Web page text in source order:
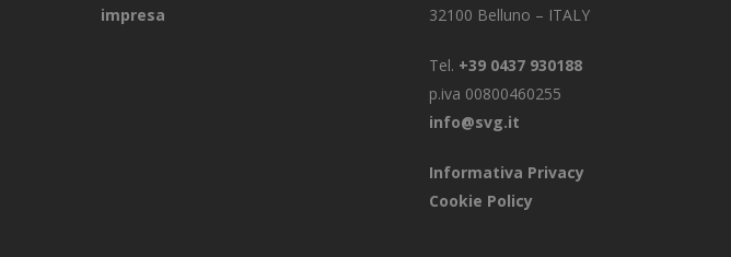
impresa
32100 Belluno – ITALY
Tel. +39 0437 930188
p.iva 00800460255
info@svg.it
Informativa Privacy
Cookie Policy